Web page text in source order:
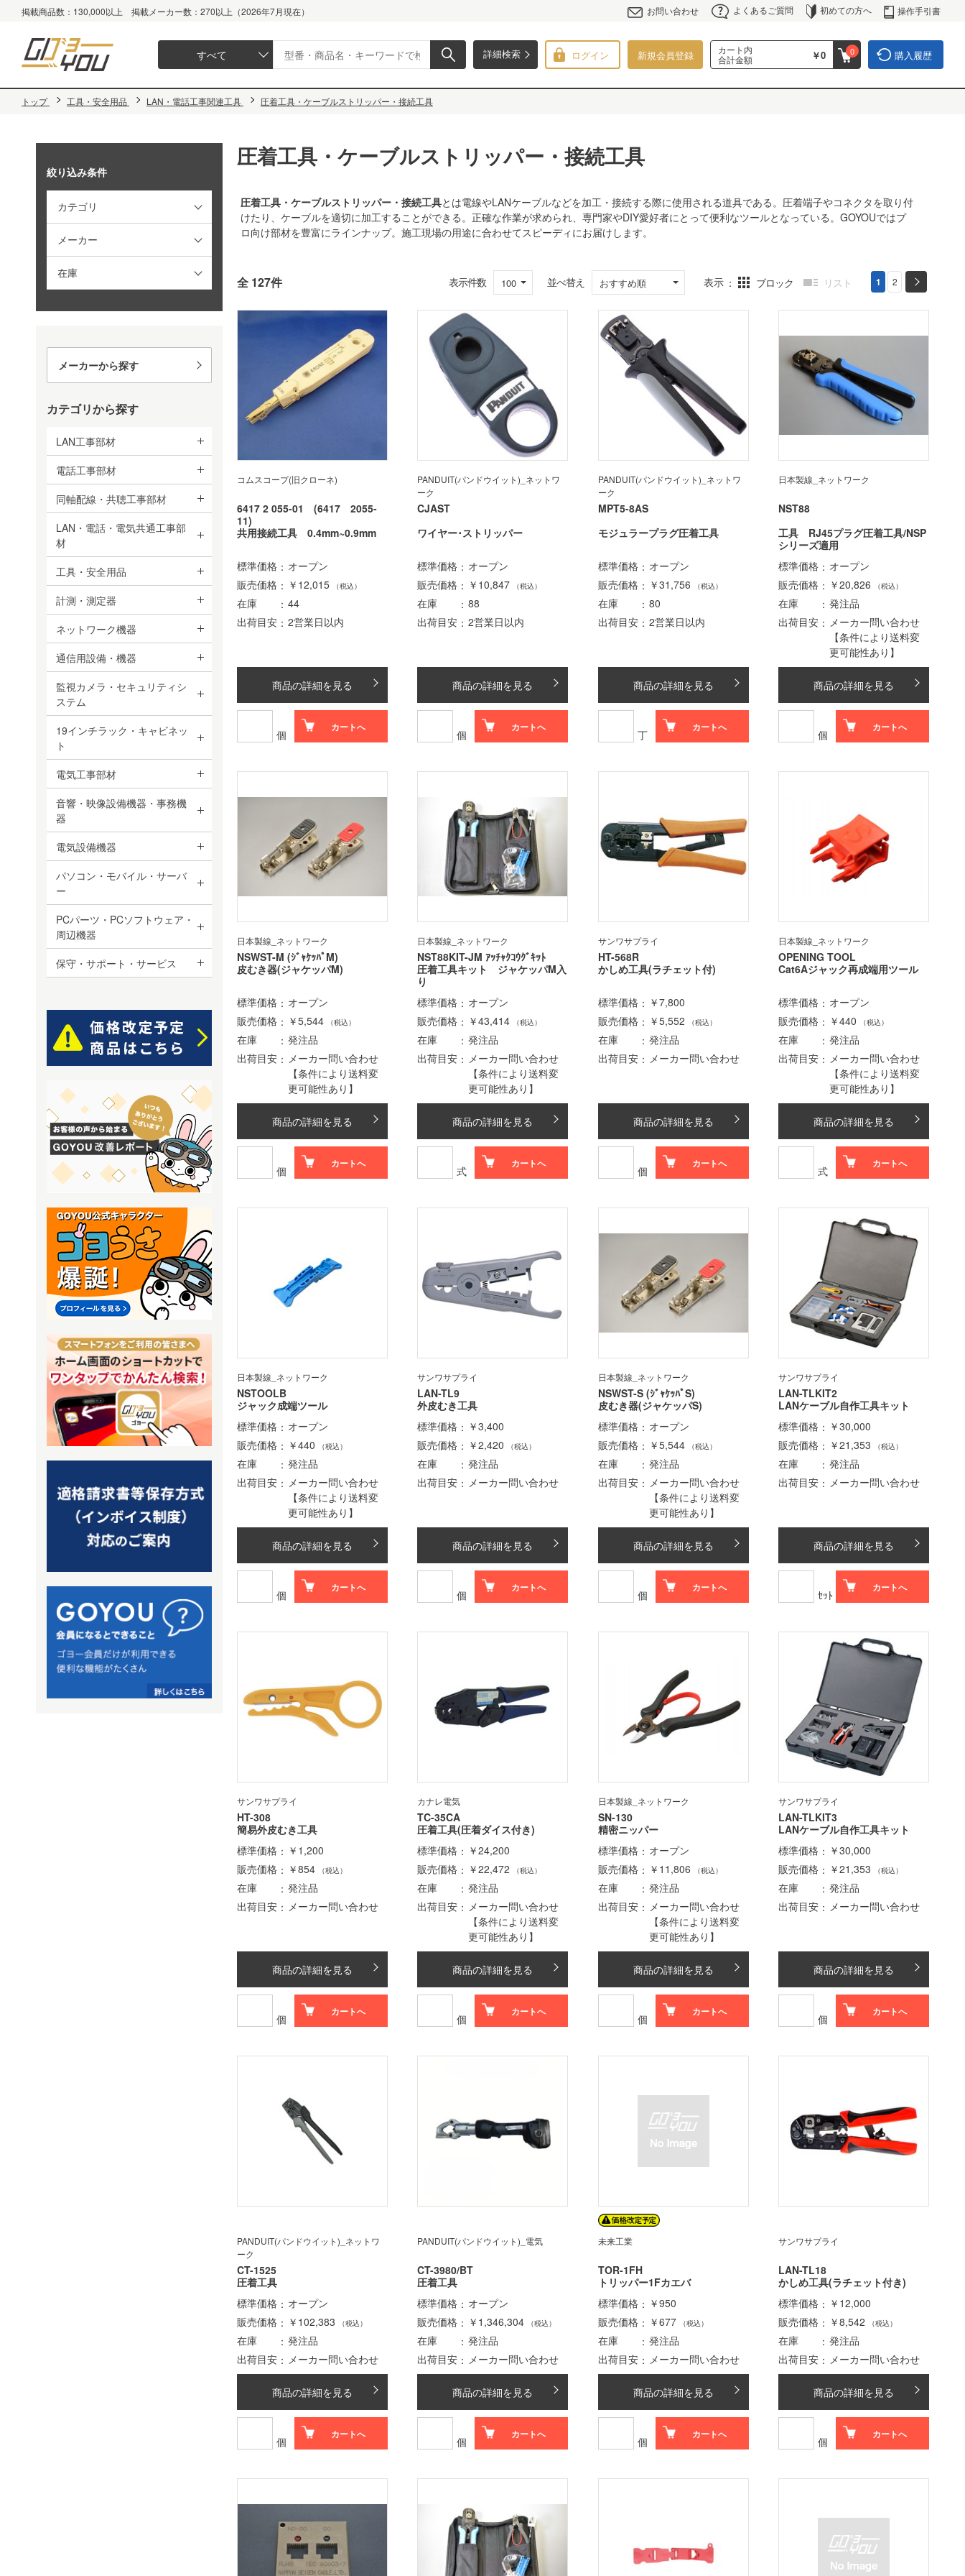
掲載商品数：130,000以上 掲載メーカー数：270以上（2026年7月現在） お問い合わせ よくあるご質問 初めての方へ 操作手引書
詳細検索
すべて ログイン 新規会員登録
カート内
合計金額
￥0 0 購入履歴
トップ 工具・安全用品 LAN・電話工事関連工具 圧着工具・ケーブルストリッパー・接続工具
圧着工具・ケーブルストリッパー・接続工具
圧着工具・ケーブルストリッパー・接続工具とは電線やLANケーブルなどを加工・接続する際に使用される道具である。圧着端子やコネクタを取り付
けたり、ケーブルを適切に加工することができる。正確な作業が求められ、専門家やDIY愛好者にとって便利なツールとなっている。GOYOUではプ
ロ向け部材を豊富にラインナップ。施工現場の用途に合わせてスピーディにお届けします。
表示件数 100 並べ替え おすすめ順 表示 ブロック リスト
全 127件 1 2
コムスコープ(旧クローネ)
6417 2 055-01 (6417 2055-
11)
共用接続工具 0.4mm~0.9mm
標準価格
オープン
販売価格
￥12,015 （税込）
在庫
44
出荷目安
2営業日以内
商品の詳細を見る
個
カートへ
PANDUIT(パンドウイット)_ネットワ
ーク
CJAST
ワイヤー･ストリッパー
標準価格
オープン
販売価格
￥10,847 （税込）
在庫
88
出荷目安
2営業日以内
商品の詳細を見る
個
カートへ
PANDUIT(パンドウイット)_ネットワ
ーク
MPT5-8AS
モジュラープラグ圧着工具
標準価格
オープン
販売価格
￥31,756 （税込）
在庫
80
出荷目安
2営業日以内
商品の詳細を見る
丁
カートへ
日本製線_ネットワーク
NST88
工具 RJ45プラグ圧着工具/NSP
シリーズ適用
標準価格
オープン
販売価格
￥20,826 （税込）
在庫
発注品
出荷目安
メーカー問い合わせ
【条件により送料変
更可能性あり】
商品の詳細を見る
個
カートへ
日本製線_ネットワーク
NSWST-M (ｼﾞｬｹｯﾊﾟM)
皮むき器(ジャケッパM)
標準価格
オープン
販売価格
￥5,544 （税込）
在庫
発注品
出荷目安
メーカー問い合わせ
【条件により送料変
更可能性あり】
商品の詳細を見る
個
カートへ
日本製線_ネットワーク
NST88KIT-JM ｱｯﾁｬｸｺｳｸﾞｷｯﾄ
圧着工具キット ジャケッパM入
り
標準価格
オープン
販売価格
￥43,414 （税込）
在庫
発注品
出荷目安
メーカー問い合わせ
【条件により送料変
更可能性あり】
商品の詳細を見る
式
カートへ
サンワサプライ
HT-568R
かしめ工具(ラチェット付)
標準価格
￥7,800
販売価格
￥5,552 （税込）
在庫
発注品
出荷目安
メーカー問い合わせ
商品の詳細を見る
個
カートへ
日本製線_ネットワーク
OPENING TOOL
Cat6Aジャック再成端用ツール
標準価格
オープン
販売価格
￥440 （税込）
在庫
発注品
出荷目安
メーカー問い合わせ
【条件により送料変
更可能性あり】
商品の詳細を見る
式
カートへ
日本製線_ネットワーク
NSTOOLB
ジャック成端ツール
標準価格
オープン
販売価格
￥440 （税込）
在庫
発注品
出荷目安
メーカー問い合わせ
【条件により送料変
更可能性あり】
商品の詳細を見る
個
カートへ
サンワサプライ
LAN-TL9
外皮むき工具
標準価格
￥3,400
販売価格
￥2,420 （税込）
在庫
発注品
出荷目安
メーカー問い合わせ
商品の詳細を見る
個
カートへ
日本製線_ネットワーク
NSWST-S (ｼﾞｬｹｯﾊﾟS)
皮むき器(ジャケッパS)
標準価格
オープン
販売価格
￥5,544 （税込）
在庫
発注品
出荷目安
メーカー問い合わせ
【条件により送料変
更可能性あり】
商品の詳細を見る
個
カートへ
サンワサプライ
LAN-TLKIT2
LANケーブル自作工具キット
標準価格
￥30,000
販売価格
￥21,353 （税込）
在庫
発注品
出荷目安
メーカー問い合わせ
商品の詳細を見る
ｾｯﾄ
カートへ
サンワサプライ
HT-308
簡易外皮むき工具
標準価格
￥1,200
販売価格
￥854 （税込）
在庫
発注品
出荷目安
メーカー問い合わせ
商品の詳細を見る
個
カートへ
カナレ電気
TC-35CA
圧着工具(圧着ダイス付き)
標準価格
￥24,200
販売価格
￥22,472 （税込）
在庫
発注品
出荷目安
メーカー問い合わせ
【条件により送料変
更可能性あり】
商品の詳細を見る
個
カートへ
日本製線_ネットワーク
SN-130
精密ニッパー
標準価格
オープン
販売価格
￥11,806 （税込）
在庫
発注品
出荷目安
メーカー問い合わせ
【条件により送料変
更可能性あり】
商品の詳細を見る
個
カートへ
サンワサプライ
LAN-TLKIT3
LANケーブル自作工具キット
標準価格
￥30,000
販売価格
￥21,353 （税込）
在庫
発注品
出荷目安
メーカー問い合わせ
商品の詳細を見る
個
カートへ
PANDUIT(パンドウイット)_ネットワ
ーク
CT-1525
圧着工具
標準価格
オープン
販売価格
￥102,383 （税込）
在庫
発注品
出荷目安
メーカー問い合わせ
商品の詳細を見る
個
カートへ
PANDUIT(パンドウイット)_電気
CT-3980/BT
圧着工具
標準価格
オープン
販売価格
￥1,346,304 （税込）
在庫
発注品
出荷目安
メーカー問い合わせ
商品の詳細を見る
個
カートへ
未来工業
TOR-1FH
トリッパー1Fカエバ
標準価格
￥950
販売価格
￥677 （税込）
在庫
発注品
出荷目安
メーカー問い合わせ
商品の詳細を見る
個
カートへ
サンワサプライ
LAN-TL18
かしめ工具(ラチェット付き)
標準価格
￥12,000
販売価格
￥8,542 （税込）
在庫
発注品
出荷目安
メーカー問い合わせ
商品の詳細を見る
個
カートへ
絞り込み条件
カテゴリ
メーカー
在庫
メーカーから探す
カテゴリから探す
LAN工事部材
電話工事部材
同軸配線・共聴工事部材
LAN・電話・電気共通工事部
材
工具・安全用品
計測・測定器
ネットワーク機器
通信用設備・機器
監視カメラ・セキュリティシ
ステム
19インチラック・キャビネッ
ト
電気工事部材
音響・映像設備機器・事務機
器
電気設備機器
パソコン・モバイル・サーバ
ー
PCパーツ・PCソフトウェア・
周辺機器
保守・サポート・サービス